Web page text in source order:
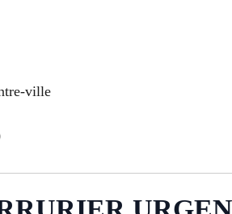
ville